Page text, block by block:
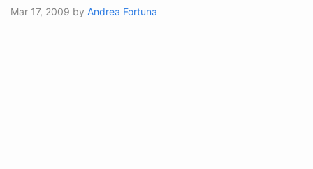
Mar 17, 2009 by Andrea Fortuna